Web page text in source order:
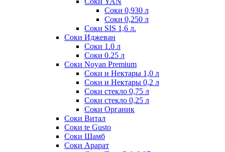
Соки 0,930 л
Соки 0,250 л
Соки SIS 1,6 л.
Соки Иджеван
Соки 1.0 л
Соки 0.25 л
Соки Noyan Premium
Соки и Нектары 1,0 л
Соки и Нектары 0,2 л
Соки стекло 0,75 л
Соки стекло 0,25 л
Соки Органик
Соки Витал
Соки te Gusto
Соки Шамб
Соки Арарат